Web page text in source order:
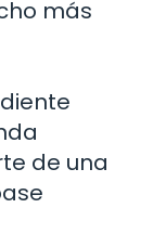
más
de una